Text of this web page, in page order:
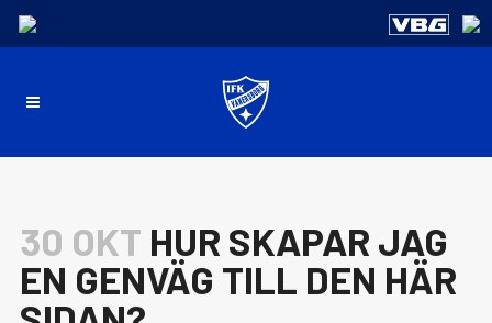
30 OKT HUR SKAPAR JAG
EN GENVÄG TILL DEN HÄR